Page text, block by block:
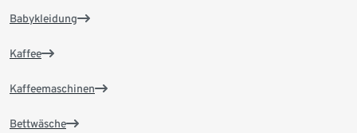
Babykleidung
Kaffee
Kaffeemaschinen
Bettwäsche